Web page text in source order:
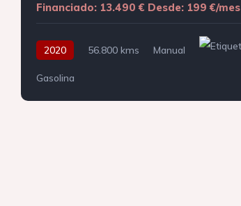
Financiado: 13.490 € Desde: 199 €/mes
2020 56.800 kms Manual
Gasolina